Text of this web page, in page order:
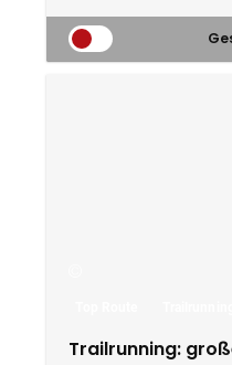
Trailrunning: